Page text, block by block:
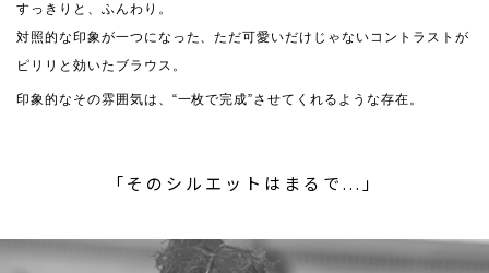
すっきりと、ふんわり。
対照的な印象が一つになった、ただ可愛いだけじゃないコントラストが
ピリリと効いたブラウス。
印象的なその雰囲気は、“一枚で完成”させてくれるような存在。
「そのシルエットはまるで...」